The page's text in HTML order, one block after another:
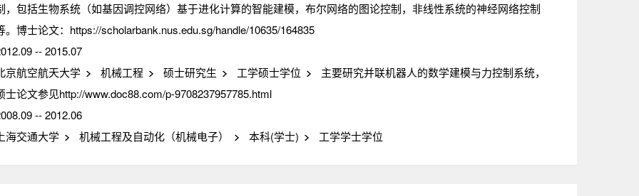
，包括生物系统（如基因调控网络）基于进化计算的智能建模，布尔网络的图论控制，非线性系统的神经网络控制
。博士论文：https://scholarbank.nus.edu.sg/handle/10635/164835
-- 2015.07
京航空航天大学
机械工程 硕士研究生 工学硕士学位
主要研究并联机器人的数学建模与力控制系统，
士论文参见http://www.doc88.com/p-9708237957785.html
-- 2012.06
海交通大学
机械工程及自动化（机械电子） 本科(学士) 工学学士学位